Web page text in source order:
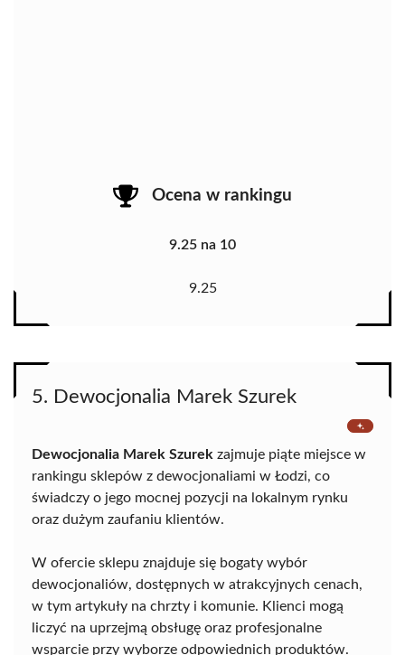
Ocena w rankingu
9.25 na 10
9.25
5. Dewocjonalia Marek Szurek
Dewocjonalia Marek Szurek zajmuje piąte miejsce w
rankingu sklepów z dewocjonaliami w Łodzi, co
świadczy o jego mocnej pozycji na lokalnym rynku
oraz dużym zaufaniu klientów.
W ofercie sklepu znajduje się bogaty wybór
dewocjonaliów, dostępnych w atrakcyjnych cenach,
w tym artykuły na chrzty i komunie. Klienci mogą
liczyć na uprzejmą obsługę oraz profesjonalne
wsparcie przy wyborze odpowiednich produktów.